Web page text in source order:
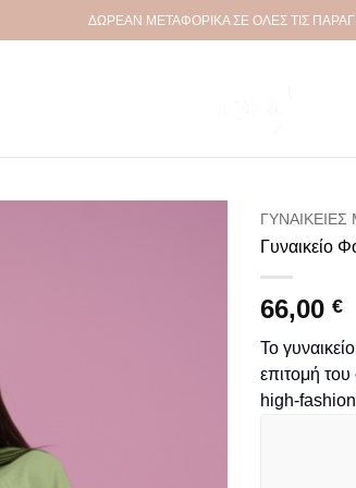
ΔΩΡΕΑΝ ΜΕΤΑΦΟΡΙΚΑ ΣΕ ΟΛΕΣ ΤΙΣ
Γυναικείο
66,00 €
Το
επιτομή
high-fashion